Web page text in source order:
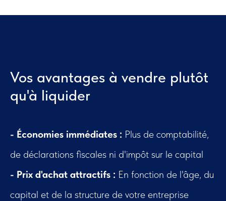
Vos avantages à vendre plutôt
qu'à liquider
- Économies immédiates : Plus de comptabilité,
de déclarations fiscales ni d'impôt sur le capital
- Prix d'achat attractifs : En fonction de l'âge, du
capital et de la structure de votre entreprise